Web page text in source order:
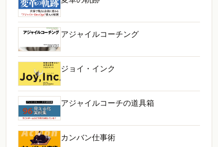
アジャイルコーチング
ジョイ・インク
アジャイルコーチの道具箱
カンバン仕事術